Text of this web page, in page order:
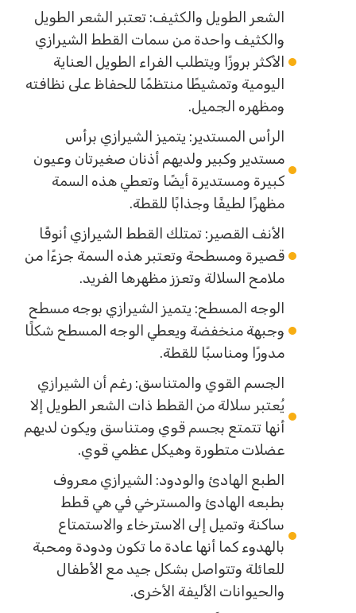
الشعر الطويل والكثيف: تعتبر الشعر الطويل
والكثيف واحدة من سمات القطط الشيرازي
الأكثر بروزًا ويتطلب الفراء الطويل العناية
اليومية وتمشيطًا منتظمًا للحفاظ على نظافته
ومظهره الجميل.
الرأس المستدير: يتميز الشيرازي برأس
مستدير وكبير ولديهم أذنان صغيرتان وعيون
كبيرة ومستديرة أيضًا وتعطي هذه السمة
مظهرًا لطيفًا وجذابًا للقطة.
الأنف القصير: تمتلك القطط الشيرازي أنوفًا
قصيرة ومسطحة وتعتبر هذه السمة جزءًا من
ملامح السلالة وتعزز مظهرها الفريد.
الوجه المسطح: يتميز الشيرازي بوجه مسطح
وجبهة منخفضة ويعطي الوجه المسطح شكلًا
مدورًا ومناسبًا للقطة.
الجسم القوي والمتناسق: رغم أن الشيرازي
يُعتبر سلالة من القطط ذات الشعر الطويل إلا
أنها تتمتع بجسم قوي ومتناسق ويكون لديهم
عضلات متطورة وهيكل عظمي قوي.
الطبع الهادئ والودود: الشيرازي معروف
بطبعه الهادئ والمسترخي في هي قطط
ساكنة وتميل إلى الاسترخاء والاستمتاع
بالهدوء كما أنها عادة ما تكون ودودة ومحبة
للعائلة وتتواصل بشكل جيد مع الأطفال
والحيوانات الأليفة الأخرى.